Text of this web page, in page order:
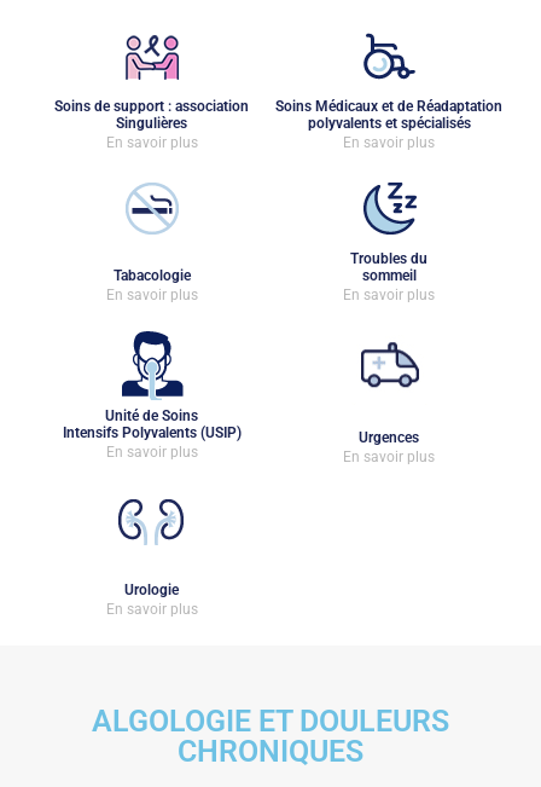
Soins de support : association
Singulières
En savoir plus
Soins Médicaux et de Réadaptation
polyvalents et spécialisés
En savoir plus
Tabacologie
En savoir plus
Troubles du
sommeil
En savoir plus
Unité de Soins
Intensifs Polyvalents (USIP)
En savoir plus
Urgences
En savoir plus
Urologie
En savoir plus
ALGOLOGIE ET DOULEURS
CHRONIQUES